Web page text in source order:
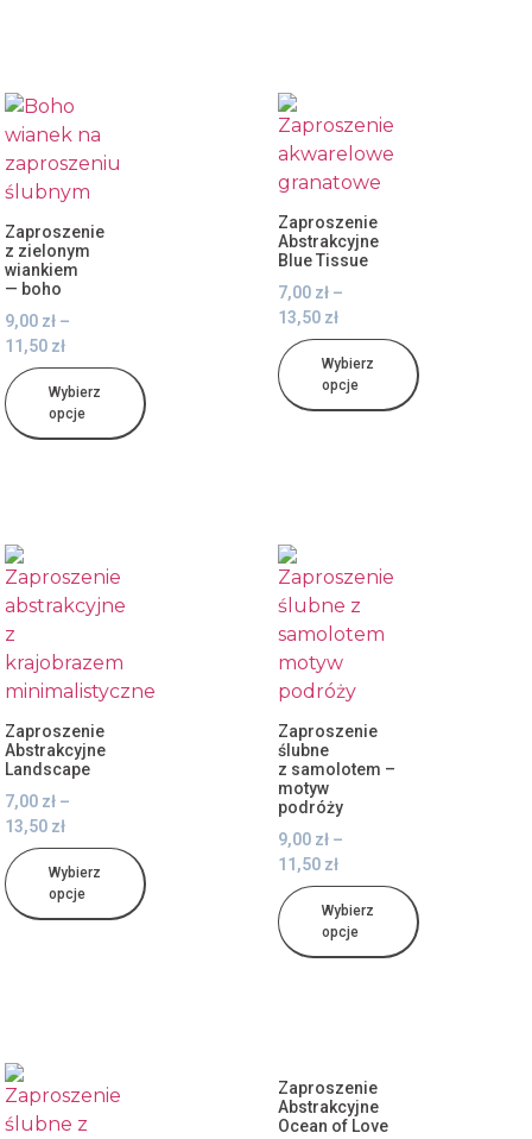
Zaproszenie
z zielonym
wiankiem
— boho
9,00 zł –
11,50 zł
Wybierz
opcje
Zaproszenie
Abstrakcyjne
Blue Tissue
7,00 zł –
13,50 zł
Wybierz
opcje
Zaproszenie
Abstrakcyjne
Landscape
7,00 zł –
13,50 zł
Wybierz
opcje
Zaproszenie
ślubne
z samolotem –
motyw
podróży
9,00 zł –
11,50 zł
Wybierz
opcje
Zaproszenie
Abstrakcyjne
Ocean of Love